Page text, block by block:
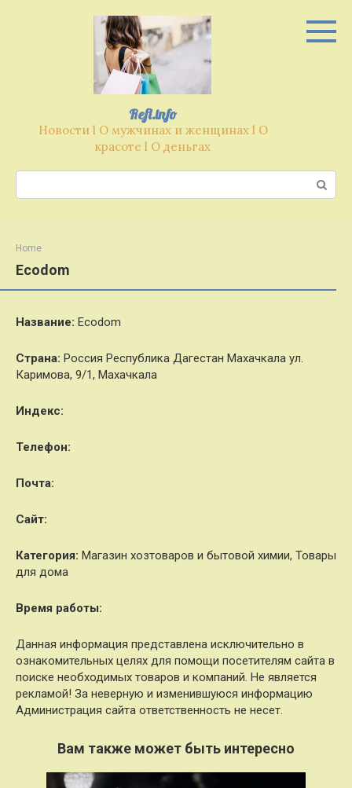
Refl.info
Новости l О мужчинах и женщинах l О
красоте l О деньгах
Поиск:
Home
Ecodom
Название: Ecodom
Страна: Россия Республика Дагестан Махачкала ул.
Каримова, 9/1, Махачкала
Индекс:
Телефон:
Почта:
Cайт:
Категория: Магазин хозтоваров и бытовой химии, Товары
для дома
Время работы:
Данная информация представлена исключительно в
ознакомительных целях для помощи посетителям сайта в
поиске необходимых товаров и компаний. Не является
рекламой! За неверную и изменившуюся информацию
Администрация сайта ответственность не несет.
Вам также может быть интересно